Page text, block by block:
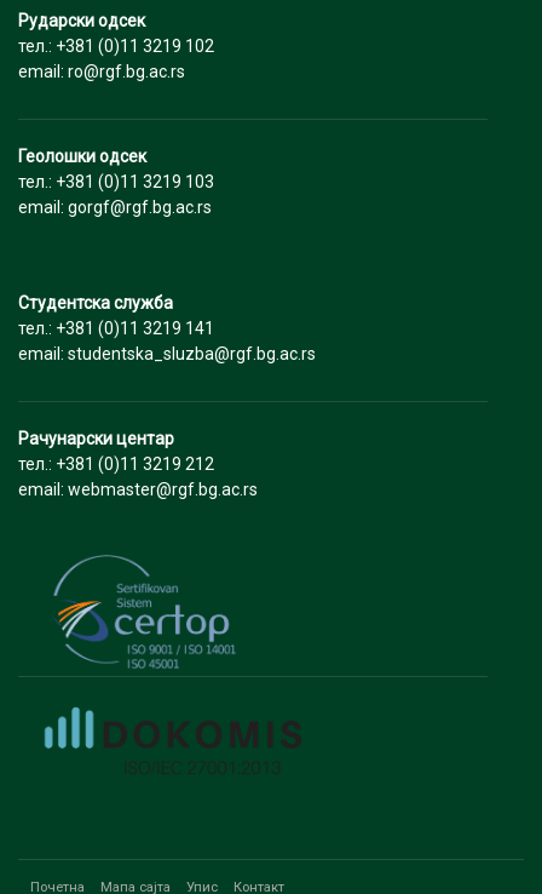
Рударски одсек
тел.: +381 (0)11 3219 102
email: ro@rgf.bg.ac.rs
Геолошки одсек
тел.: +381 (0)11 3219 103
email: gorgf@rgf.bg.ac.rs
Студентска служба
тел.: +381 (0)11 3219 141
email: studentska_sluzba@rgf.bg.ac.rs
Рачунарски центар
тел.: +381 (0)11 3219 212
email: webmaster@rgf.bg.ac.rs
Почетна Мапа сајта Упис Контакт